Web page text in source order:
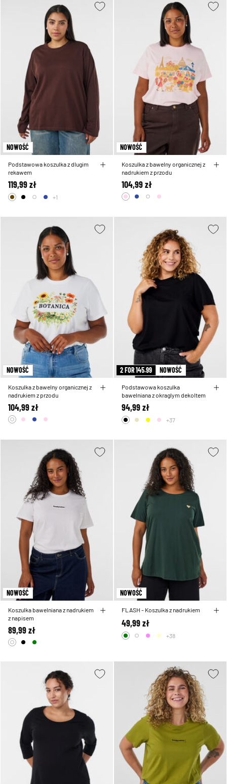
NOWOŚĆ
Podstawowa koszulka z dlugim
rekawem
119,99 zł
+1
NOWOŚĆ
Koszulka z bawelny organicznej z
nadrukiem z przodu
104,99 zł
NOWOŚĆ
Koszulka z bawelny organicznej z
nadrukiem z przodu
104,99 zł
2 FOR 145.99 NOWOŚĆ
Podstawowa koszulka
bawelniana z okraglym dekoltem
94,99 zł
+37
NOWOŚĆ
Koszulka bawelniana z nadrukiem
z napisem
89,99 zł
NOWOŚĆ
FLASH - Koszulka z nadrukiem
49,99 zł
+38